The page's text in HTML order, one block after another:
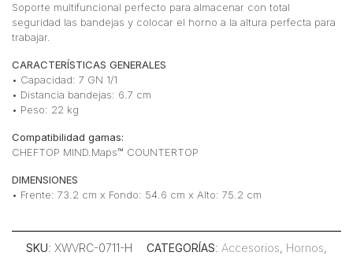
Soporte multifuncional perfecto para almacenar con total
seguridad las bandejas y colocar el horno a la altura perfecta para
trabajar.
CARACTERÍSTICAS GENERALES
• Capacidad: 7 GN 1/1
• Distancia bandejas: 6.7 cm
• Peso: 22 kg
Compatibilidad gamas:
CHEFTOP MIND.Maps™ COUNTERTOP
DIMENSIONES
• Frente: 73.2 cm x Fondo: 54.6 cm x Alto: 75.2 cm
SKU: XWVRC-0711-H CATEGORÍAS: Accesorios, Hornos,